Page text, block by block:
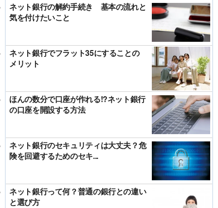
ネット銀行の解約手続き 基本の流れと
気を付けたいこと
ネット銀行でフラット35にすることの
メリット
ほんの数分で口座が作れる!?ネット銀行
の口座を開設する方法
ネット銀行のセキュリティは大丈夫？危
険を回避するためのセキ...
ネット銀行って何？普通の銀行との違い
と選び方